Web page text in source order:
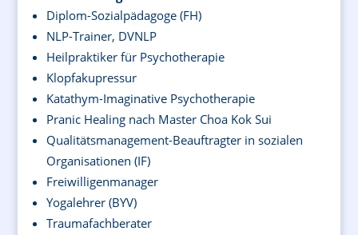
Diplom-Sozialpädagoge (FH)
NLP-Trainer, DVNLP
Heilpraktiker für Psychotherapie
Klopfakupressur
Katathym-Imaginative Psychotherapie
Pranic Healing nach Master Choa Kok Sui
Qualitätsmanagement-Beauftragter in sozialen
Organisationen (IF)
Freiwilligenmanager
Yogalehrer (BYV)
Traumafachberater